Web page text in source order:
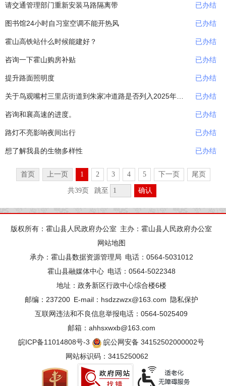
请交通管理部门重新安装马路隔离带 已办结
图书馆24小时自习室空调不能开热风 已办结
霍山高铁站什么时候能建好？ 已办结
咨询一下霍山购房补贴 已办结
提升路面照明度 已办结
关于鸟观嘴村三里店街道到朱家冲道路是否列入2025年巩固拓展脱贫攻坚成果和乡村振兴... 已办结
咨询和襄高速的进度。 已办结
路灯不亮影响夜间出行 已办结
想了解我县的生物多样性 已办结
首页 上一页 1 2 3 4 5 下一页 尾页
共39页 跳至 确认
版权所有：霍山县人民政府办公室 主办：霍山县人民政府办公室
网站地图
承办：霍山县数据资源管理局 电话：0564-5031012
霍山县融媒体中心 电话：0564-5022348
地址：政务新区行政中心综合楼6楼
邮编：237200 E-mail：hsdzzwzx@163.com
隐私保护
互联网违法和不良信息举报电话：0564-5025409
邮箱：ahhsxwxb@163.com
皖ICP备11014808号-3
皖公网安备 34152502000002号
网站标识码：3415250062